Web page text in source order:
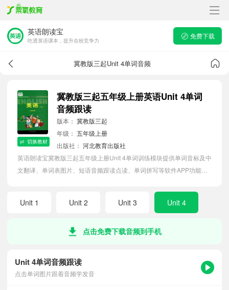
英语朗读宝
吃透英语课本，提升在校竞争力
免费下载
冀教版三起Unit 4单词音频
切换教材
冀教版三起五年级上册英语Unit 4单词
音频跟读
版本： 冀教版三起
年级： 五年级上册
出版社： 河北教育出版社
英语朗读宝冀教版三起五年级上册Unit 4单词训练模块提供单词音标及中
文翻译、单词表图片、短语音频跟读点读、单词拼写等软件APP功能，
Unit 1 Unit 2 Unit 3 Unit 4
点击免费下载音频到手机
Unit 4单词音频跟读
点击单词图片跟着音频学发音